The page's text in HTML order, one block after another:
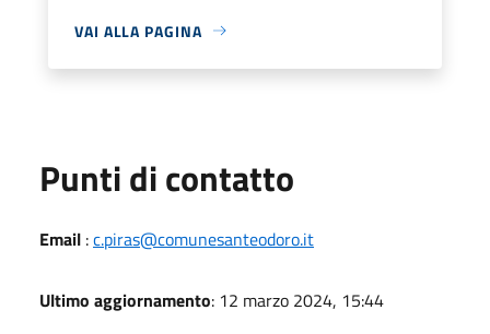
VAI ALLA PAGINA
Punti di contatto
Email :c.piras@comunesanteodoro.it
Ultimo aggiornamento: 12 marzo 2024, 15:44